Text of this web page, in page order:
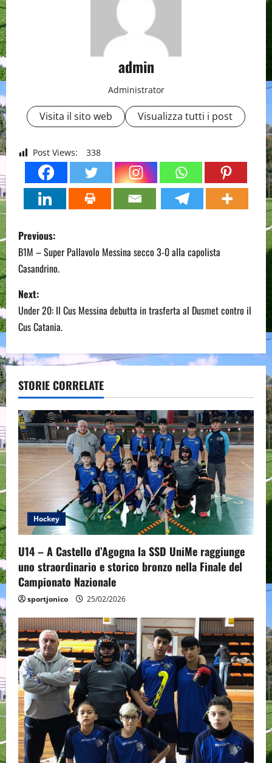
admin
Administrator
Visita il sito web Visualizza tutti i post
Post Views: 338
P
o
s
t
n
a
v
i
g
a
t
i
o
n
Previous:
B1M – Super Pallavolo Messina secco 3-0 alla capolista
Casandrino.
Next:
Under 20: Il Cus Messina debutta in trasferta al Dusmet contro il
Cus Catania.
STORIE CORRELATE
Hockey
U14 – A Castello d’Agogna la SSD UniMe raggiunge
uno straordinario e storico bronzo nella Finale del
Campionato Nazionale
sportjonico 25/02/2026